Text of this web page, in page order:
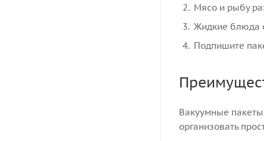
Мясо и рыбу
Жидкие блюда
Подпишите
Вакуумные
организовать